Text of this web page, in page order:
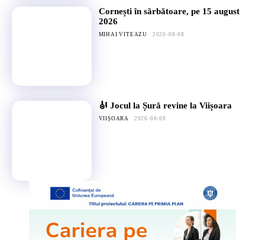
Cornești în sărbătoare, pe 15 august
2026
MIHAI VITEAZU 2026-08-08
🎻 Jocul la Șură revine la Viișoara
VIIȘOARA 2026-08-08